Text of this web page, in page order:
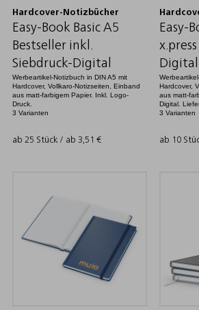
Hardcover-Notizbücher
Easy-Book Basic A5
Bestseller inkl.
Siebdruck-Digital
Werbeartikel-Notizbuch in DIN A5 mit
Hardcover, Vollkaro-Notizseiten, Einband
aus matt-farbigem Papier. Inkl. Logo-
Druck.
3 Varianten
ab 25 Stück / ab 3,51 €
Easy-
Digital
Hardcover,
aus matt-
Digital.
3 Varianten
ab 10